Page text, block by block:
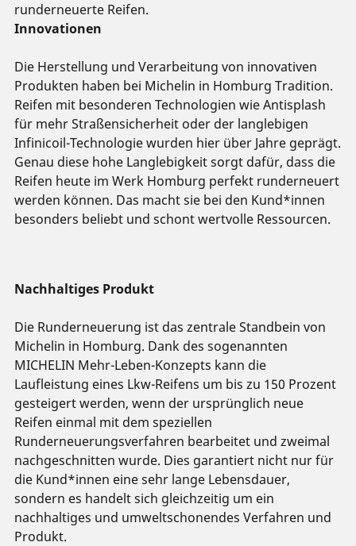
runderneuerte Reifen.
Innovationen
Die Herstellung und Verarbeitung von innovativen
Produkten haben bei Michelin in Homburg Tradition.
Reifen mit besonderen Technologien wie Antisplash
für mehr Straßensicherheit oder der langlebigen
Infinicoil-Technologie wurden hier über Jahre geprägt.
Genau diese hohe Langlebigkeit sorgt dafür, dass die
Reifen heute im Werk Homburg perfekt runderneuert
werden können. Das macht sie bei den Kund*innen
besonders beliebt und schont wertvolle Ressourcen.
Nachhaltiges Produkt
Die Runderneuerung ist das zentrale Standbein von
Michelin in Homburg. Dank des sogenannten
MICHELIN Mehr-Leben-Konzepts kann die
Laufleistung eines Lkw-Reifens um bis zu 150 Prozent
gesteigert werden, wenn der ursprünglich neue
Reifen einmal mit dem speziellen
Runderneuerungsverfahren bearbeitet und zweimal
nachgeschnitten wurde. Dies garantiert nicht nur für
die Kund*innen eine sehr lange Lebensdauer,
sondern es handelt sich gleichzeitig um ein
nachhaltiges und umweltschonendes Verfahren und
Produkt.